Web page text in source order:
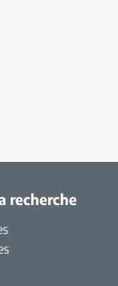
recherche